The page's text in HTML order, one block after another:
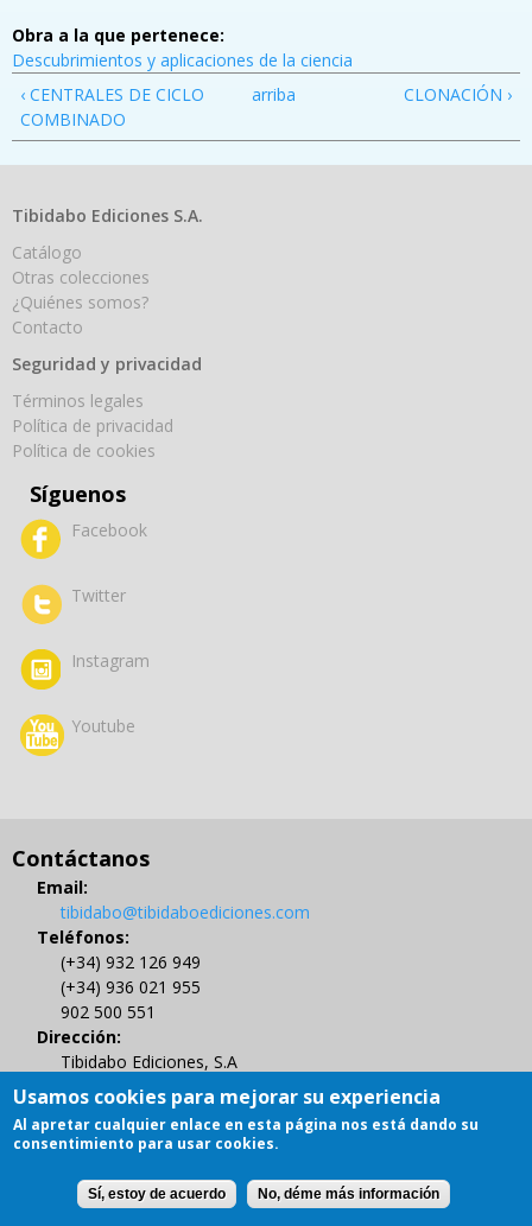
Obra a la que pertenece:
Descubrimientos y aplicaciones de la ciencia
‹ CENTRALES DE CICLO
COMBINADO
arriba CLONACIÓN ›
Tibidabo Ediciones S.A.
Catálogo
Otras colecciones
¿Quiénes somos?
Contacto
Seguridad y privacidad
Términos legales
Política de privacidad
Política de cookies
Síguenos
Facebook
Twitter
Instagram
Youtube
Contáctanos
Email:
tibidabo@tibidaboediciones.com
Teléfonos:
(+34) 932 126 949
(+34) 936 021 955
902 500 551
Dirección:
Tibidabo Ediciones, S.A
C/ Muntaner 479, 4º
08021 BARCELONA
Gestión de Derechos de Autor
Usamos cookies para mejorar su experiencia
Al apretar cualquier enlace en esta página nos está dando su
consentimiento para usar cookies.
Sí, estoy de acuerdo No, déme más información